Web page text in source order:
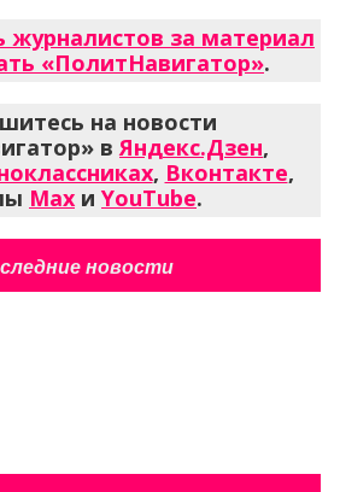
журналистов за материал
«ПолитНавигатор».
на новости
вЯндекс.Дзен,
, Вконтакте,
Max и YouTube.
новости